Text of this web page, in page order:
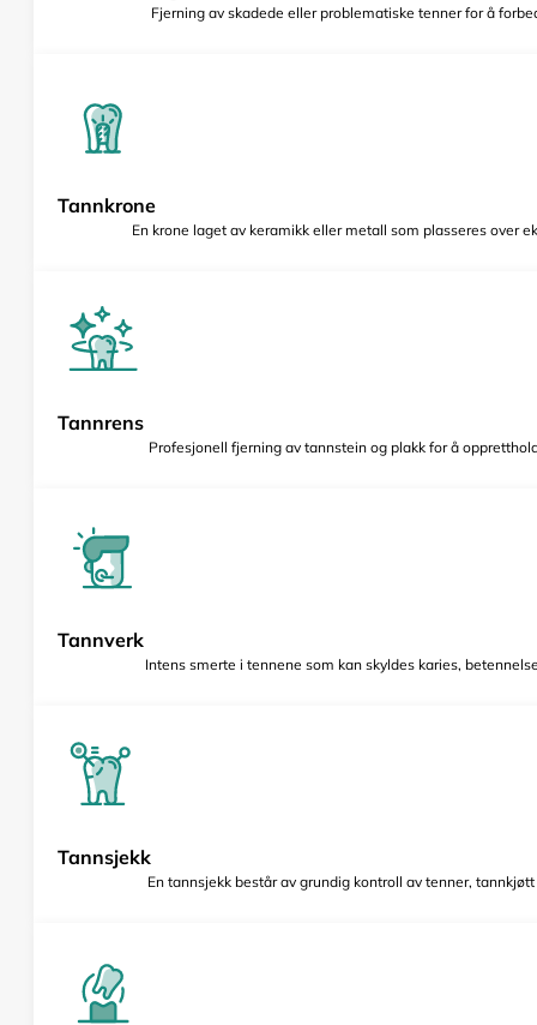
Fjerning av skadede eller problematiske tenner for å
Tannkrone
En krone laget av keramikk eller metall som plasseres over
Tannrens
Profesjonell fjerning av tannstein og plakk for å
Tannverk
Intens smerte i tennene som kan skyldes karies,
Tannsjekk
En tannsjekk består av grundig kontroll av tenner,